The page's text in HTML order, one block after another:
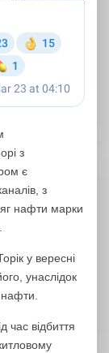
з
є
з
нафти марки
у вересні
унаслідок
час відбиття